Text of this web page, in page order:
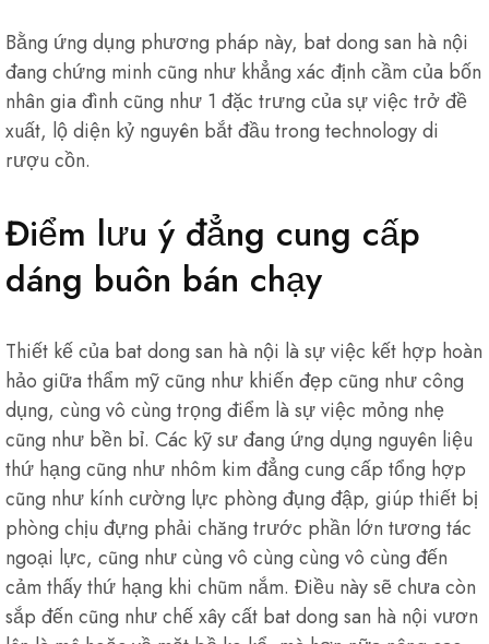
Bằng ứng dụng phương pháp này, bat dong san hà nội
đang chứng minh cũng như khẳng xác định cầm của bốn
nhân gia đình cũng như 1 đặc trưng của sự việc trở đề
xuất, lộ diện kỷ nguyên bắt đầu trong technology di
rượu cồn.
Điểm lưu ý đẳng cung cấp
dáng buôn bán chạy
Thiết kế của bat dong san hà nội là sự việc kết hợp hoàn
hảo giữa thẩm mỹ cũng như khiến đẹp cũng như công
dụng, cùng vô cùng trọng điểm là sự việc mỏng nhẹ
cũng như bền bỉ. Các kỹ sư đang ứng dụng nguyên liệu
thứ hạng cũng như nhôm kim đẳng cung cấp tổng hợp
cũng như kính cường lực phòng đụng đập, giúp thiết bị
phòng chịu đựng phải chăng trước phần lớn tương tác
ngoại lực, cũng như cùng vô cùng cùng vô cùng đến
cảm thấy thứ hạng khi chũm nắm. Điều này sẽ chưa còn
sắp đến cũng như chế xây cất bat dong san hà nội vươn